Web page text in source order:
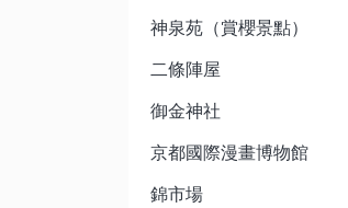
神泉苑（賞櫻景點）
二條陣屋
御金神社
京都國際漫畫博物館
錦市場